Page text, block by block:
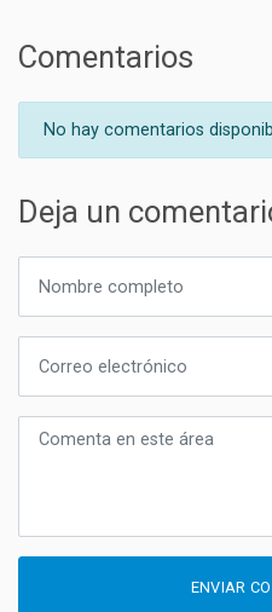
Comentarios
No hay comentarios
Deja un
ENVIAR